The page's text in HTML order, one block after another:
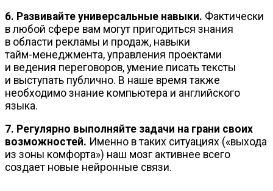
6. Развивайте универсальные навыки. Фактически
в любой сфере вам могут пригодиться знания
в области рекламы и продаж, навыки
тайм-менеджмента, управления проектами
и ведения переговоров, умение писать тексты
и выступать публично. В наше время также
необходимо знание компьютера и английского
языка.
7. Регулярно выполняйте задачи на грани своих
возможностей. Именно в таких ситуациях («выхода
из зоны комфорта») наш мозг активнее всего
создает новые нейронные связи.